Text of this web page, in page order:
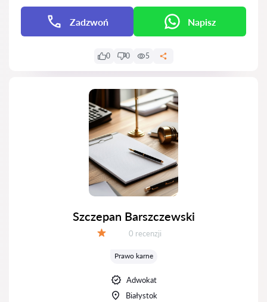
Zadzwoń Napisz
0 0 5
Szczepan Barszczewski
Recenzji:
0 recenzji
Prawo karne
Adwokat
Białystok